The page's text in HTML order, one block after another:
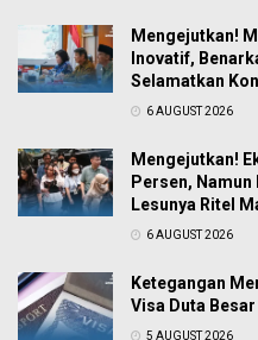
Mengejutkan!
Inovatif,
Selamatkan
6 AUGUST 2026
Mengejutkan!
Persen, Namun
Lesunya Ritel
6 AUGUST 2026
Ketegangan
Visa Duta
5 AUGUST 2026